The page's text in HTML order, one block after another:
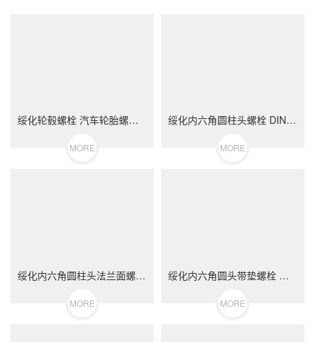
绥化轮毂螺栓 汽车轮胎螺丝 不锈钢（304/316）碳钢 合金钢
MORE
绥化内六角圆柱头螺栓 DIN912 不锈钢（304/316）碳钢 合金钢
MORE
绥化内六角圆柱头法兰面螺栓 不锈钢（304/316）碳钢 合金钢
MORE
绥化内六角圆头带垫螺栓 不锈钢（304/316）碳钢 合金钢
MORE